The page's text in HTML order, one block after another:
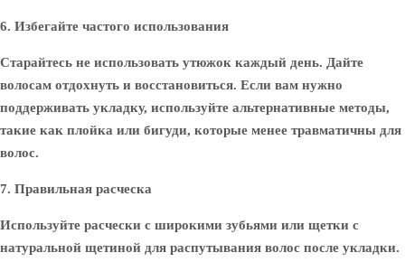
6. Избегайте частого использования
Старайтесь не использовать утюжок каждый день. Дайте
волосам отдохнуть и восстановиться. Если вам нужно
поддерживать укладку, используйте альтернативные методы,
такие как плойка или бигуди, которые менее травматичны для
волос.
7. Правильная расческа
Используйте расчески с широкими зубьями или щетки с
натуральной щетиной для распутывания волос после укладки.